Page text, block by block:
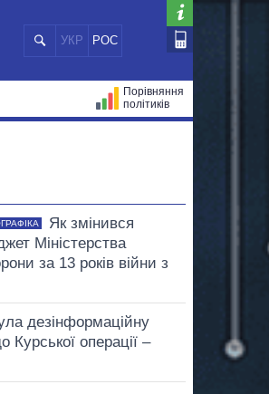
УКР РОС
Порівняння
політиків
Як змінився
Міністерства
за 13 років війни з
дезінформаційну
Курської операції –